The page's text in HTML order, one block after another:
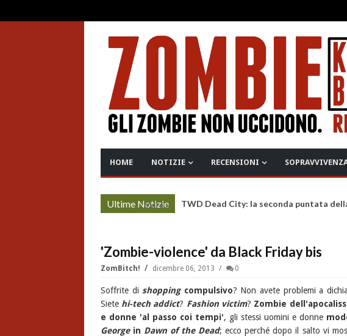
HOME NOTIZIE RECENSIONI
Ultime Notizie
More » TWD Dead City: la seconda puntata
'Zombie-violence' da Black Friday bis
ZomBitch! dicembre 06, 2013 0
Soffrite di shoppingcompulsivo? Non avete problemi a
Siete hi-tech addict? Fashion victim? Zombie
e donne 'al passo coi tempi', gli stessi uomini e donne
Georgein Dawn of the Dead; ecco perché dopo il salto vi